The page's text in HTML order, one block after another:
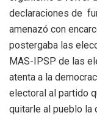
declaraciones de
amenazó con
postergaba las
MAS-IPSP de las
atenta a la
electoral al partido
quitarle al pueblo la